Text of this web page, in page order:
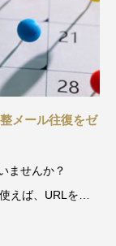
補助金
補助金の取得
メール往復をゼ
ませんか？
えば、URLを送